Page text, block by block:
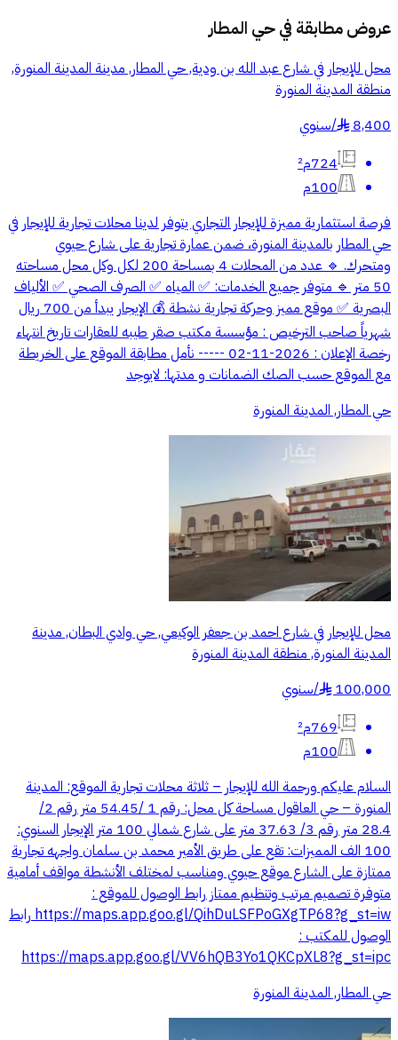
عروض مطابقة فيحي المطار
محل للإيجار في شارع عبد الله بن ودية, حي المطار, مدينة المدينة المنورة,
منطقة المدينة المنورة
8,400
§
/سنوي
724م²
100م
فرصة استثمارية مميزة للإيجار التجاري يتوفر لدينا محلات تجارية للإيجار في
حي المطار بالمدينة المنورة، ضمن عمارة تجارية على شارع حيوي
ومتحرك. 🔹 عدد من المحلات 4 بمساحة 200 لكل وكل محل مساحته
50 متر 🔹 متوفر جميع الخدمات: ✅ المياه ✅ الصرف الصحي ✅ الألياف
البصرية ✅ موقع مميز وحركة تجارية نشطة 💰 الإيجار يبدأ من 700 ريال
شهرياً صاحب الترخيص : مؤسسة مكتب صقر طيبه للعقارات تاريخ انتهاء
رخصة الإعلان : 2026-11-02 ----- نأمل مطابقة الموقع على الخريطة
مع الموقع حسب الصك الضمانات و مدتها: لايوجد
حي المطار, المدينة المنورة
محل للإيجار في شارع احمد بن جعفر الوكيعي, حي وادي البطان, مدينة
المدينة المنورة, منطقة المدينة المنورة
100,000
§
/سنوي
769م²
100م
السلام عليكم ورحمة الله للإيجار – ثلاثة محلات تجارية الموقع: المدينة
المنورة – حي العاقول مساحة كل محل: رقم 1 /54.45 متر رقم 2/
28.4 متر رقم 3/ 37.63 متر على شارع شمالي 100 متر الإيجار السنوي:
100 الف المميزات: تقع على طريق الأمير محمد بن سلمان واجهه تجارية
ممتازة على الشارع موقع حيوي ومناسب لمختلف الأنشطة مواقف أمامية
متوفرة تصميم مرتب وتنظيم ممتاز رابط الوصول للموقع :
https://maps.app.goo.gl/QihDuLSFPoGXgTP68?g_st=iw رابط
الوصول للمكتب :
https://maps.app.goo.gl/VV6hQB3Yo1QKCpXL8?g_st=ipc
حي المطار, المدينة المنورة